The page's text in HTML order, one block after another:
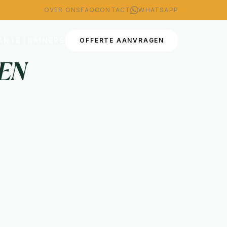
OVER ONS FAQ CONTACT WHATSAPP
OFFERTE AANVRAGEN